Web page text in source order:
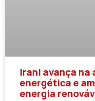
Irani avança
energética e
energia